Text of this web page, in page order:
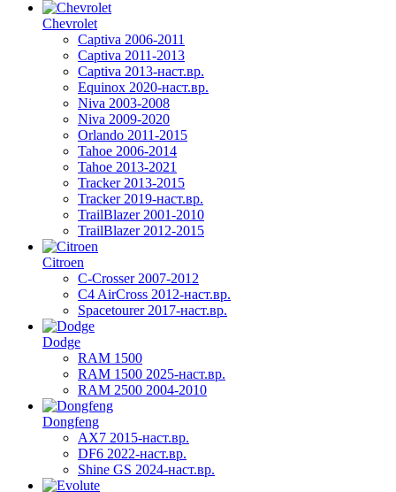
Chevrolet
Captiva 2006-2011
Captiva 2011-2013
Captiva 2013-наст.вр.
Equinox 2020-наст.вр.
Niva 2003-2008
Niva 2009-2020
Orlando 2011-2015
Tahoe 2006-2014
Tahoe 2013-2021
Tracker 2013-2015
Tracker 2019-наст.вр.
TrailBlazer 2001-2010
TrailBlazer 2012-2015
Citroen
C-Crosser 2007-2012
C4 AirCross 2012-наст.вр.
Spacetourer 2017-наст.вр.
Dodge
RAM 1500
RAM 1500 2025-наст.вр.
RAM 2500 2004-2010
Dongfeng
AX7 2015-наст.вр.
DF6 2022-наст.вр.
Shine GS 2024-наст.вр.